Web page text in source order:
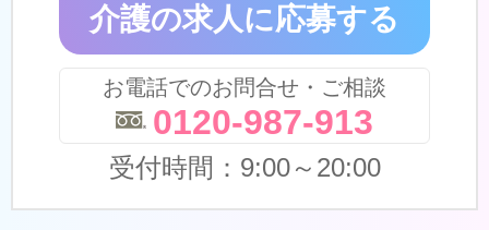
介護の求人に応募する
お電話でのお問合せ・ご相談
0120-987-913
受付時間：9:00～20:00